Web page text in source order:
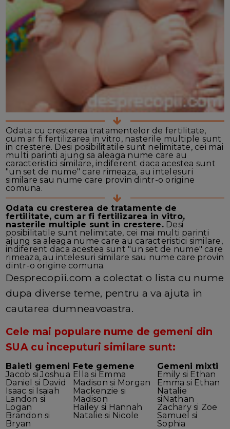
Odata cu cresterea tratamentelor de fertilitate,
cum ar fi fertilizarea in vitro, nasterile multiple sunt
in crestere. Desi posibilitatile sunt nelimitate, cei mai
multi parinti ajung sa aleaga nume care au
caracteristici similare, indiferent daca acestea sunt
"un set de nume" care rimeaza, au intelesuri
similare sau nume care provin dintr-o origine
comuna.
Odata cu cresterea de tratamente de
fertilitate, cum ar fi fertilizarea in vitro,
nasterile multiple sunt in crestere.Desi
posibilitatile sunt nelimitate, cei mai multi parinti
ajung sa aleaga nume care au caracteristici similare,
indiferent daca acestea sunt "un set de nume" care
rimeaza, au intelesuri similare sau nume care provin
dintr-o origine comuna.
Desprecopii.com a colectat o lista cu nume
dupa diverse teme, pentru a va ajuta in
cautarea dumneavoastra.
Cele mai populare nume de gemeni din
SUA cu inceputuri similare sunt:
Baieti gemeni Fete gemene
Gemeni mixti
Jacob si Joshua
Daniel si David
Isaac si Isaiah
Landon si
Logan
Brandon si
Bryan
Ella si Emma
Madison si Morgan
Mackenzie si
Madison
Hailey si Hannah
Natalie si Nicole
Emily si Ethan
Emma si Ethan
Natalie
siNathan
Zachary si Zoe
Samuel si
Sophia